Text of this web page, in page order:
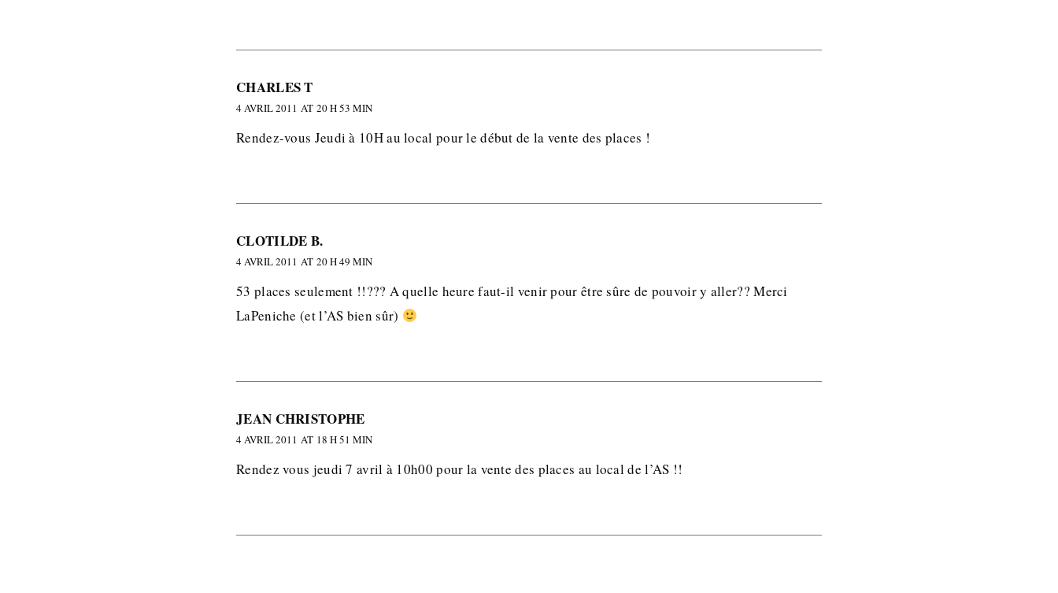
CHARLES T
4 AVRIL 2011 AT 20 H 53 MIN
Rendez-vous Jeudi à 10H au local pour le début de la vente des places !
CLOTILDE B.
4 AVRIL 2011 AT 20 H 49 MIN
53 places seulement !!??? A quelle heure faut-il venir pour être sûre de pouvoir y aller?? Merci
LaPeniche (et l’AS bien sûr)
JEAN CHRISTOPHE
4 AVRIL 2011 AT 18 H 51 MIN
Rendez vous jeudi 7 avril à 10h00 pour la vente des places au local de l’AS !!